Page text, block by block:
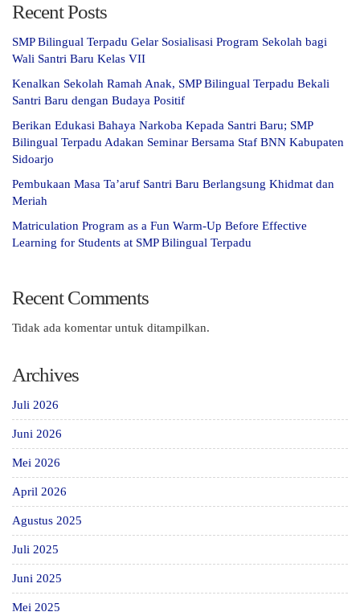
Recent Posts
SMP Bilingual Terpadu Gelar Sosialisasi Program Sekolah bagi
Wali Santri Baru Kelas VII
Kenalkan Sekolah Ramah Anak, SMP Bilingual Terpadu Bekali
Santri Baru dengan Budaya Positif
Berikan Edukasi Bahaya Narkoba Kepada Santri Baru; SMP
Bilingual Terpadu Adakan Seminar Bersama Staf BNN Kabupaten
Sidoarjo
Pembukaan Masa Ta’aruf Santri Baru Berlangsung Khidmat dan
Meriah
Matriculation Program as a Fun Warm-Up Before Effective
Learning for Students at SMP Bilingual Terpadu
Recent Comments
Tidak ada komentar untuk ditampilkan.
Archives
Juli 2026
Juni 2026
Mei 2026
April 2026
Agustus 2025
Juli 2025
Juni 2025
Mei 2025